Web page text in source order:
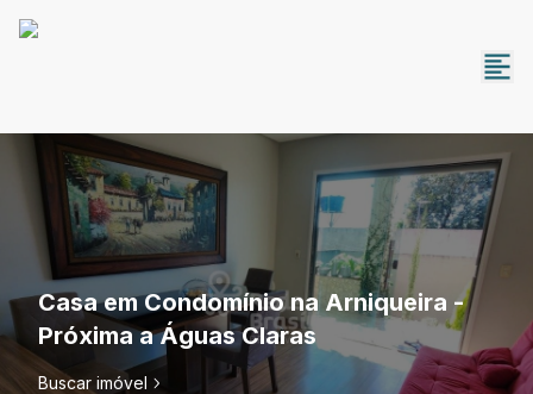
Casa em Condomínio na Arniqueira -
Próxima a Águas Claras
Buscar imóvel